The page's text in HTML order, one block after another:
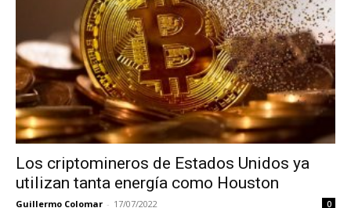
Los criptomineros de Estados Unidos ya
utilizan tanta energía como Houston
Guillermo Colomar - 17/07/2022 0